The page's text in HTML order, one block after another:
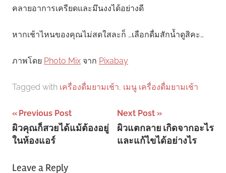
คลายอาการเครียดและมึนงงได้อย่างดี
หากเช้าไหนของคุณไม่สดใสละก็ …เลือกดื่มสักน้ำดูสิคะ…
ภาพโดย Photo Mix จาก Pixabay
Tagged with เครื่องดื่มยามเช้า, เมนู เครื่องดื่มยามเช้า
Post
navigation
Previous Post
ผิวคุณก็สวยได้แม้ต้องอยู่
ในห้องแอร์
Next Post
ผิวแตกลาย เกิดจากอะไร
และแก้ไขได้อย่างไร
Leave a Reply